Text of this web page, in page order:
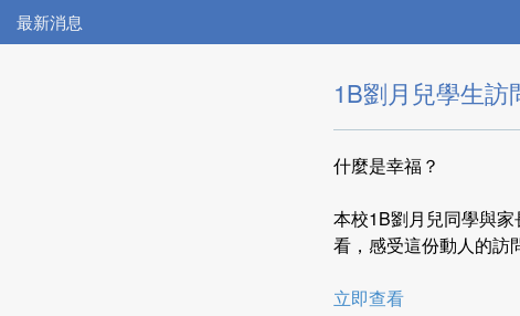
最新消息
1B劉月兒學生
什麼是幸福？
本校1B劉月兒同學與
看，感受這份動人的訪
立即查看